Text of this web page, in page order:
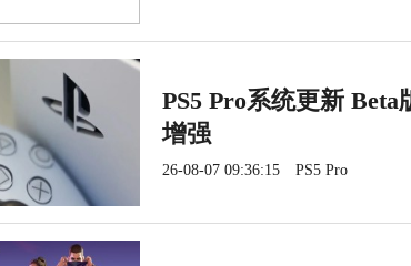
PS5 Pro系统更新
增强
26-08-07 09:36:15 PS5 Pro